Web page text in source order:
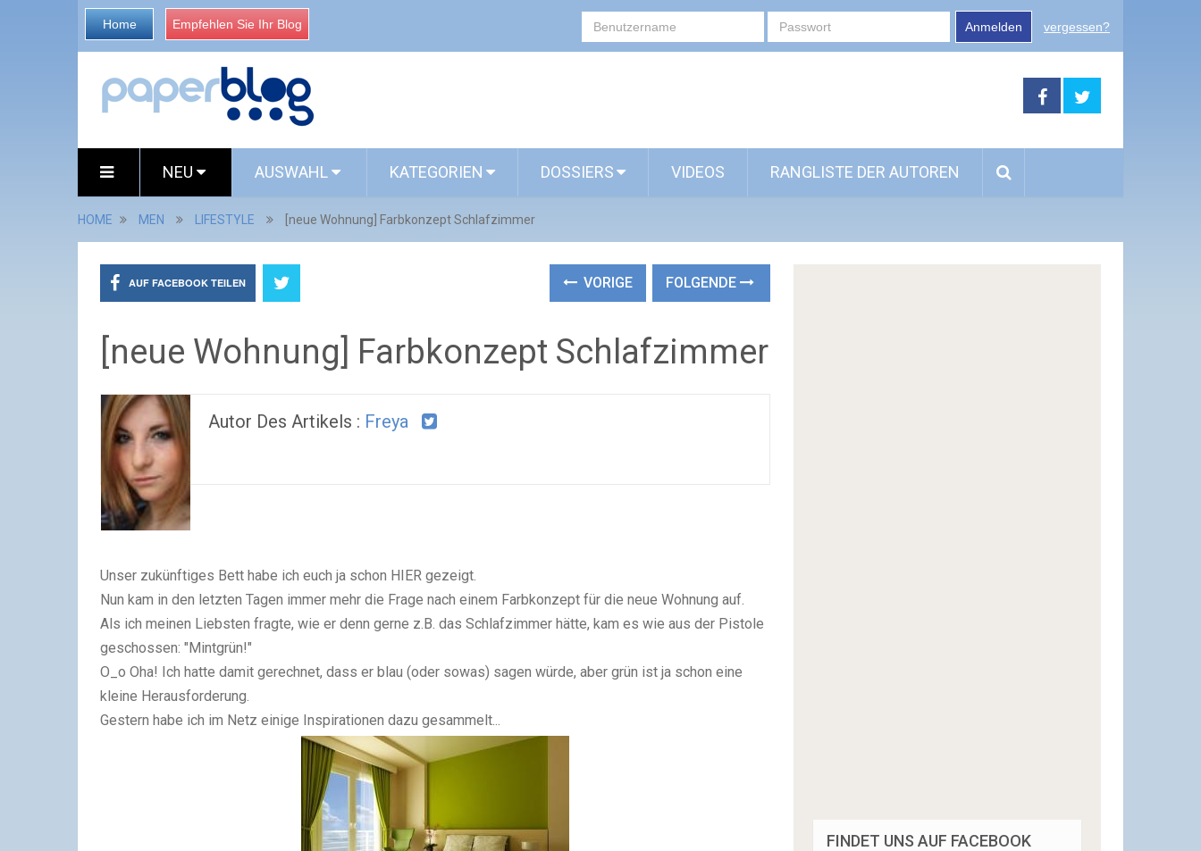
Home Empfehlen Sie Ihr Blog Anmelden vergessen?
NEU AUSWAHL KATEGORIEN DOSSIERS VIDEOS RANGLISTE DER AUTOREN
HOME MEN LIFESTYLE [neue Wohnung] Farbkonzept Schlafzimmer
AUF FACEBOOK TEILEN VORIGE FOLGENDE
[neue Wohnung] Farbkonzept Schlafzimmer
Autor Des Artikels : Freya
Unser zukünftiges Bett habe ich euch ja schon HIER gezeigt.
Nun kam in den letzten Tagen immer mehr die Frage nach einem Farbkonzept für die neue Wohnung auf.
Als ich meinen Liebsten fragte, wie er denn gerne z.B. das Schlafzimmer hätte, kam es wie aus der Pistole
geschossen: "Mintgrün!"
O_o Oha! Ich hatte damit gerechnet, dass er blau (oder sowas) sagen würde, aber grün ist ja schon eine
kleine Herausforderung.
Gestern habe ich im Netz einige Inspirationen dazu gesammelt...
FINDET UNS AUF FACEBOOK